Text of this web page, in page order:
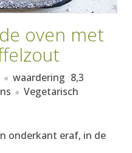
oven met
waardering 8,3
Vegetarisch
onderkant eraf, in de